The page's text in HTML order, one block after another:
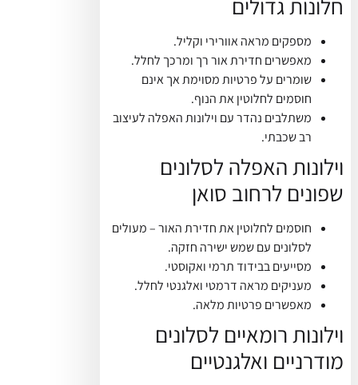
מספקים מראה אוורירי וקליל.
מאפשרים חדירת אור רך ומרכך לחלל.
שומרים על פרטיות מסוימת אך אינם
חוסמים לחלוטין את הנוף.
משתלבים נהדר עם וילונות האפלה לעיצוב
רב שכבתי.
וילונות האפלה לסלונים
שפונים לרחוב סואן
חוסמים לחלוטין את חדירת האור – מעולים
לסלונים עם שמש ישירה חזקה.
מסייעים בבידוד תרמי ואקוסטי.
מעניקים מראה דרמטי ואלגנטי לחלל.
מאפשרים פרטיות מלאה.
וילונות רומאיים לסלונים
מודרניים ואלגנטיים